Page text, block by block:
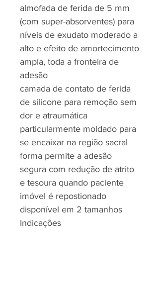
almofada de ferida de 5 mm
(com super-absorventes) para
níveis de exudato moderado a
alto e efeito de amortecimento
ampla, toda a fronteira de
adesão
camada de contato de ferida
de silicone para remoção sem
dor e atraumática
particularmente moldado para
se encaixar na região sacral
forma permite a adesão
segura com redução de atrito
e tesoura quando paciente
imóvel é repostionado
disponível em 2 tamanhos
Indicações